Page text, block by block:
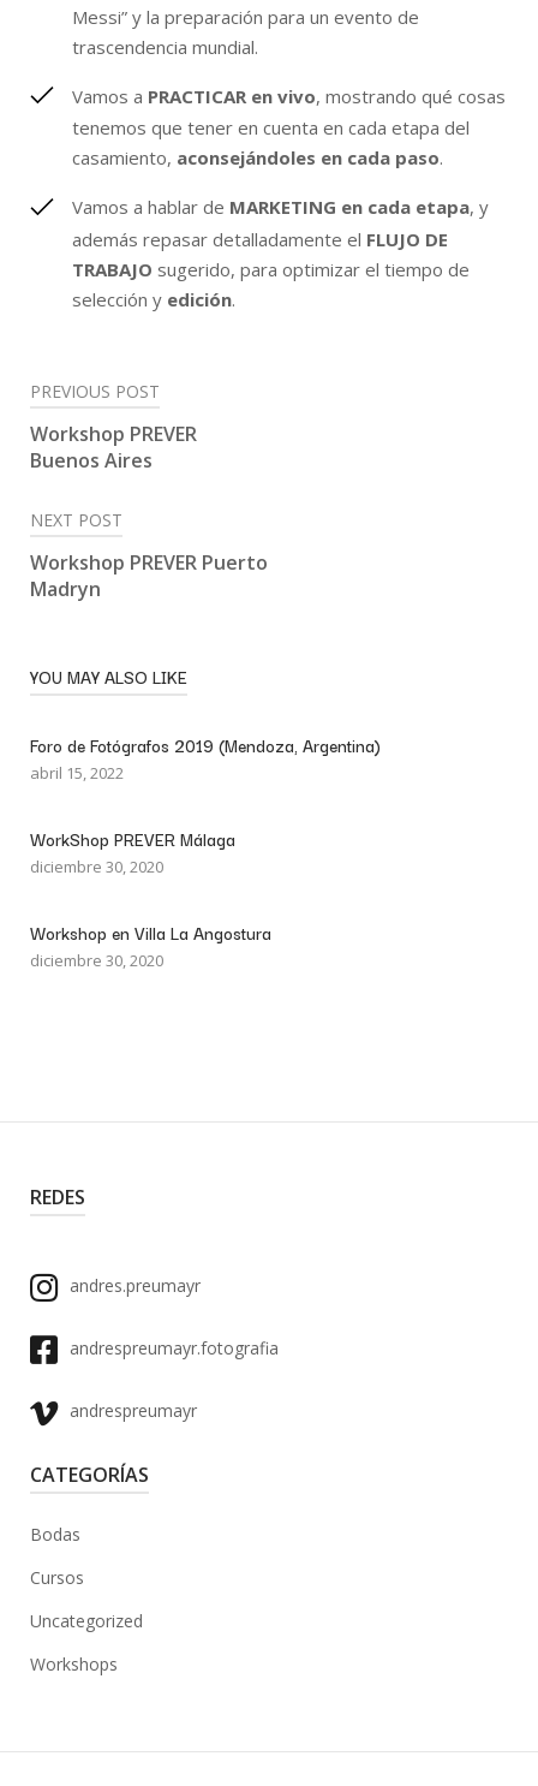
Messi” y la preparación para un evento de
trascendencia mundial.
Vamos a PRACTICAR en vivo, mostrando qué cosas
tenemos que tener en cuenta en cada etapa del
casamiento, aconsejándoles en cada paso.
Vamos a hablar de MARKETING en cada etapa, y
además repasar detalladamente el FLUJO DE
TRABAJO sugerido, para optimizar el tiempo de
selección y edición.
Navegación
de
entradas
PREVIOUS POST
Workshop PREVER
Buenos Aires
NEXT POST
Workshop PREVER Puerto
Madryn
YOU MAY ALSO LIKE
Foro de Fotógrafos 2019 (Mendoza, Argentina)
abril 15, 2022
WorkShop PREVER Málaga
diciembre 30, 2020
Workshop en Villa La Angostura
diciembre 30, 2020
REDES
andres.preumayr
andrespreumayr.fotografia
andrespreumayr
CATEGORÍAS
Bodas
Cursos
Uncategorized
Workshops